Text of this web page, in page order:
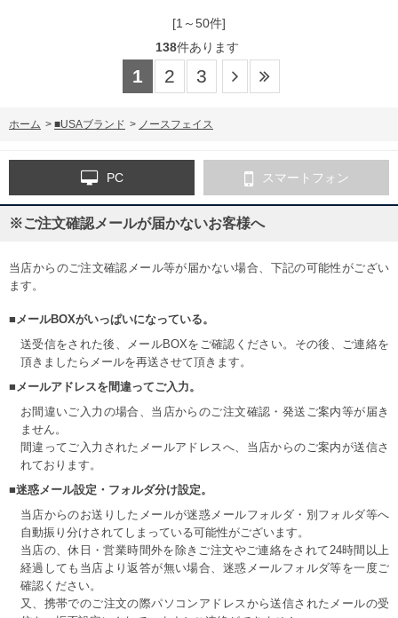
[1～50件]
138件あります
1 2 3
ホーム > ■USAブランド > ノースフェイス
PC スマートフォン
※ご注文確認メールが届かないお客様へ
当店からのご注文確認メール等が届かない場合、下記の可能性がござい
ます。
■メールBOXがいっぱいになっている。
送受信をされた後、メールBOXをご確認ください。その後、ご連絡を
頂きましたらメールを再送させて頂きます。
■メールアドレスを間違ってご入力。
お間違いご入力の場合、当店からのご注文確認・発送ご案内等が届き
ません。
間違ってご入力されたメールアドレスへ、当店からのご案内が送信さ
れております。
■迷惑メール設定・フォルダ分け設定。
当店からのお送りしたメールが迷惑メールフォルダ・別フォルダ等へ
自動振り分けされてしまっている可能性がございます。
当店の、休日・営業時間外を除きご注文やご連絡をされて24時間以上
経過しても当店より返答が無い場合、迷惑メールフォルダ等を一度ご
確認ください。
又、携帯でのご注文の際パソコンアドレスから送信されたメールの受